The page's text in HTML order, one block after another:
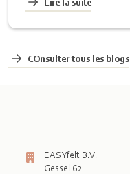
COnsulter tous les blogs
EASYfelt B.V.
Gessel 62